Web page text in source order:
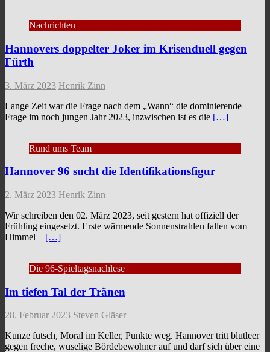
Nachrichten
Hannovers doppelter Joker im Krisenduell gegen
Fürth
3. März 2023 Henrik Zinn
Lange Zeit war die Frage nach dem „Wann“ die dominierende
Frage im noch jungen Jahr 2023, inzwischen ist es die […]
Rund ums Team
Hannover 96 sucht die Identifikationsfigur
2. März 2023 Henrik Zinn
Wir schreiben den 02. März 2023, seit gestern hat offiziell der
Frühling eingesetzt. Erste wärmende Sonnenstrahlen fallen vom
Himmel – […]
Die 96-Spieltagsnachlese
Im tiefen Tal der Tränen
28. Februar 2023 Steven Gläser
Kunze futsch, Moral im Keller, Punkte weg. Hannover tritt blutleer
gegen freche, wuselige Bördebewohner auf und darf sich über eine